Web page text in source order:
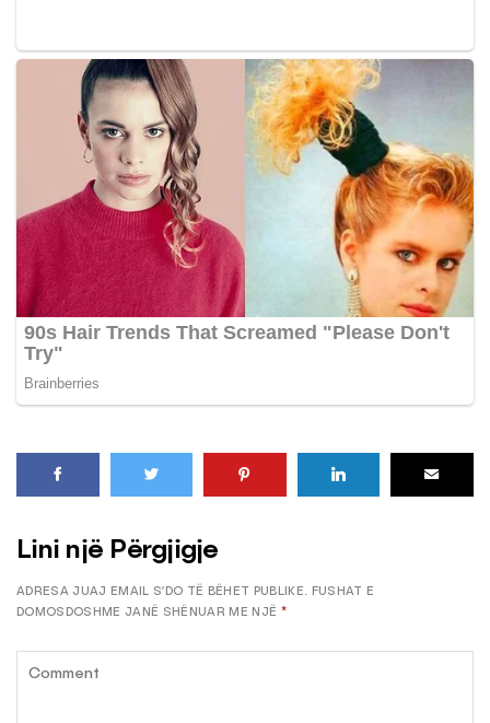
Lini një Përgjigje
ADRESA JUAJ EMAIL S’DO TË BËHET PUBLIKE. FUSHAT E
DOMOSDOSHME JANË SHËNUAR ME NJË *